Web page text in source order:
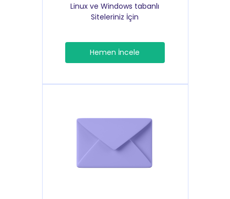
Linux ve Windows tabanlı
Siteleriniz İçin
Hemen İncele